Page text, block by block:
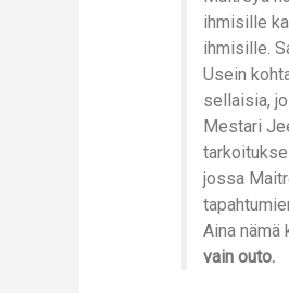
ihmisille
ihmisille.
Usein
sellaisia,
Mestari
jossa
Aina
vain outo.